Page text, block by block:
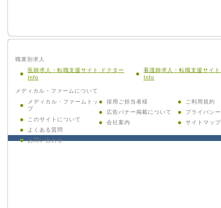
職業別求人
医師求人・転職支援サイト ドクター
Info
看護師求人・転職支援サイ
Info
メディカル・ファームについて
メディカル・ファームトッ
プ
このサイトについて
よくある質問
お問い合わせ
採用ご担当者様
広告バナー掲載について
会社案内
ご利用規約
プライバシ
サイトマップ